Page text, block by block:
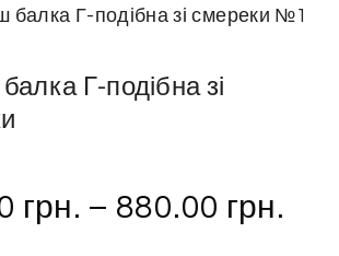
Г-подібна зі
грн. – 880.00 грн.